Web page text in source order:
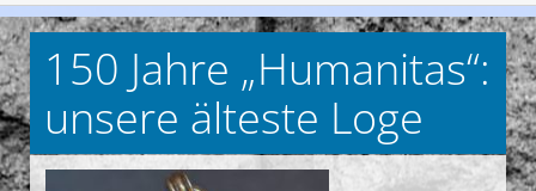
Aktuell
Sammlungen
Antworten
150 Jahre „Humanitas“:
unsere älteste Loge